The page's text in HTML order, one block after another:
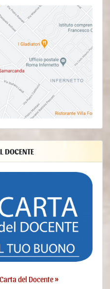
esecutive, tutelare i propri
o di terze parti),
o fraudolente, nonché
l'Utente, Statistica,
account su servizi terzi,
piattaforme esterne.
determinati diritti con
di:
L’Utente può
Dati. L’Utente può opporsi
esso avviene su una
Ulteriori dettagli sul
nella sezione
ha diritto ad ottenere
Titolare, su determinati
una copia dei Dati
Dati e richiederne
può richiedere la
propri Dati. In tal caso il
DOCENTE
del Docente »